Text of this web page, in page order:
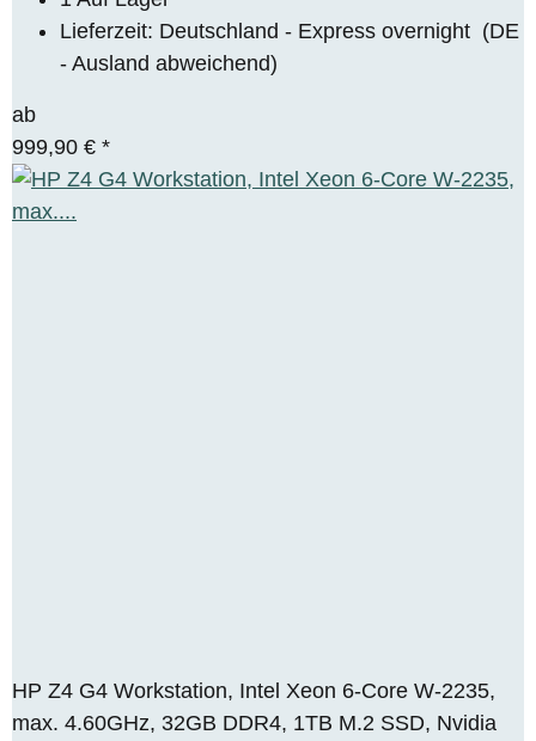
Lieferzeit: Deutschland - Express overnight (DE
- Ausland abweichend)
ab
999,90 € *
HP Z4 G4 Workstation, Intel Xeon 6-Core W-2235,
max. 4.60GHz, 32GB DDR4, 1TB M.2 SSD, Nvidia